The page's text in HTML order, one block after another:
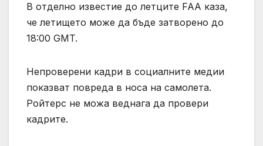
В отделно известие до летците FAA каза,
че летището може да бъде затворено до
18:00 GMT.
Непроверени кадри в социалните медии
показват повреда в носа на самолета.
Ройтерс не можа веднага да провери
кадрите.